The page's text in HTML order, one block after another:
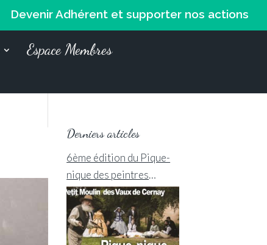
Devenir Adhérent et supporter nos actions
Espace Membres
Derniers articles
6ème édition du Pique-
nique des peintres
paysagiste de la Vallée de
Chevreuse